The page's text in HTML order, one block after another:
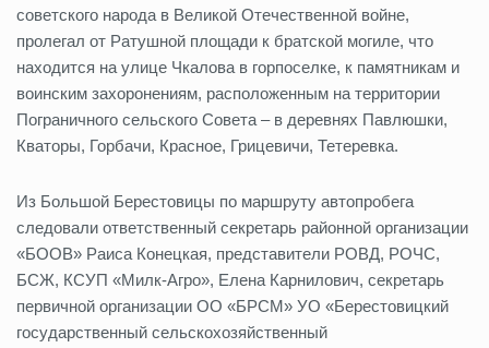
советского народа в Великой Отечественной войне,
пролегал от Ратушной площади к братской могиле, что
находится на улице Чкалова в горпоселке, к памятникам и
воинским захоронениям, расположенным на территории
Пограничного сельского Совета – в деревнях Павлюшки,
Кваторы, Горбачи, Красное, Грицевичи, Тетеревка.
Из Большой Берестовицы по маршруту автопробега
следовали ответственный секретарь районной организации
«БООВ» Раиса Конецкая, представители РОВД, РОЧС,
БСЖ, КСУП «Милк-Агро», Елена Карнилович, секретарь
первичной организации ОО «БРСМ» УО «Берестовицкий
государственный сельскохозяйственный